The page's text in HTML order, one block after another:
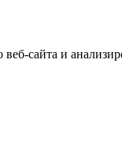
сайта и